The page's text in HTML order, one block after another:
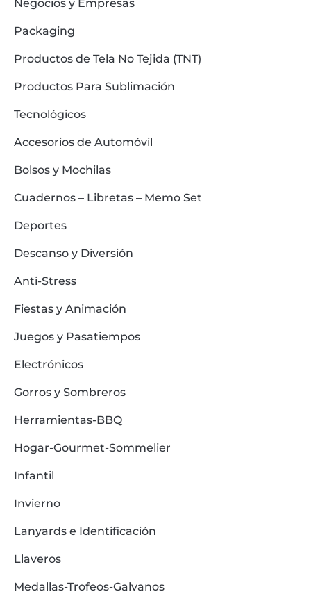
Negocios y Empresas
Packaging
Productos de Tela No Tejida (TNT)
Productos Para Sublimación
Tecnológicos
Accesorios de Automóvil
Bolsos y Mochilas
Cuadernos – Libretas – Memo Set
Deportes
Descanso y Diversión
Anti-Stress
Fiestas y Animación
Juegos y Pasatiempos
Electrónicos
Gorros y Sombreros
Herramientas-BBQ
Hogar-Gourmet-Sommelier
Infantil
Invierno
Lanyards e Identificación
Llaveros
Medallas-Trofeos-Galvanos